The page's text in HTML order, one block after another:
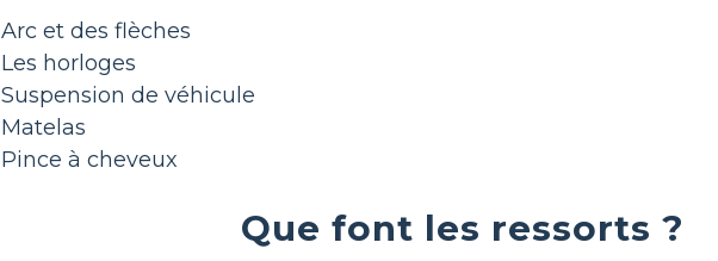
Arc et des flèches
Les horloges
Suspension de véhicule
Matelas
Pince à cheveux
Que font les ressorts ?